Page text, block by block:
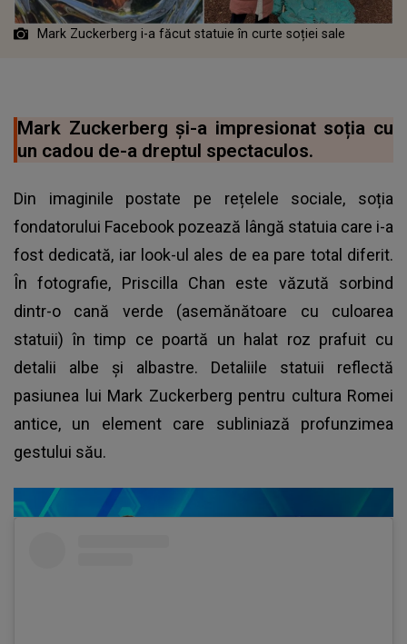
Mark Zuckerberg i-a făcut statuie în curte soției sale
Mark Zuckerberg și-a impresionat soția cu
un cadou de-a dreptul spectaculos.
Din imaginile postate pe rețelele sociale, soția
fondatorului Facebook pozează lângă statuia care i-a
fost dedicată, iar look-ul ales de ea pare total diferit.
În fotografie, Priscilla Chan este văzută sorbind
dintr-o cană verde (asemănătoare cu culoarea
statuii) în timp ce poartă un halat roz prafuit cu
detalii albe și albastre. Detaliile statuii reflectă
pasiunea lui Mark Zuckerberg pentru cultura Romei
antice, un element care subliniază profunzimea
gestului său.